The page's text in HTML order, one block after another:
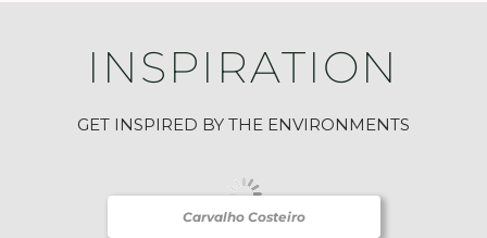
INSPIRATION
GET INSPIRED BY THE ENVIRONMENTS
Carvalho Costeiro